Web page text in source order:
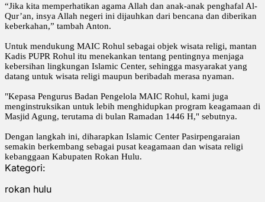
“Jika kita memperhatikan agama Allah dan anak-anak penghafal Al-
Qur’an, insya Allah negeri ini dijauhkan dari bencana dan diberikan
keberkahan,” tambah Anton.
Untuk mendukung MAIC Rohul sebagai objek wisata religi, mantan
Kadis PUPR Rohul itu menekankan tentang pentingnya menjaga
kebersihan lingkungan Islamic Center, sehingga masyarakat yang
datang untuk wisata religi maupun beribadah merasa nyaman.
"Kepasa Pengurus Badan Pengelola MAIC Rohul, kami juga
menginstruksikan untuk lebih menghidupkan program keagamaan di
Masjid Agung, terutama di bulan Ramadan 1446 H," sebutnya.
Dengan langkah ini, diharapkan Islamic Center Pasirpengaraian
semakin berkembang sebagai pusat keagamaan dan wisata religi
kebanggaan Kabupaten Rokan Hulu.
Kategori:
rokan hulu